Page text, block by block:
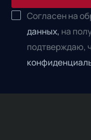
Согласен на
данных, на
подтверждаю,